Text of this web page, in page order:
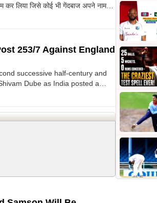
कर लिया जिसे कोई भी गेंदबाज अपने नाम
253/7 Against England
successive half-century and
Dube as India posted a
2 of the ICC Men's T20